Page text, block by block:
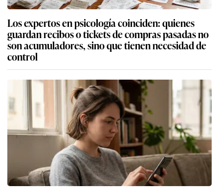
Los expertos en psicología coinciden: quienes
guardan recibos o tickets de compras pasadas no
son acumuladores, sino que tienen necesidad de
control